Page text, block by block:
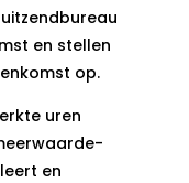
en stellen
op.
uren
en